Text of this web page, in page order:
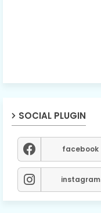
SOCIAL PLUGIN
facebook
instagram